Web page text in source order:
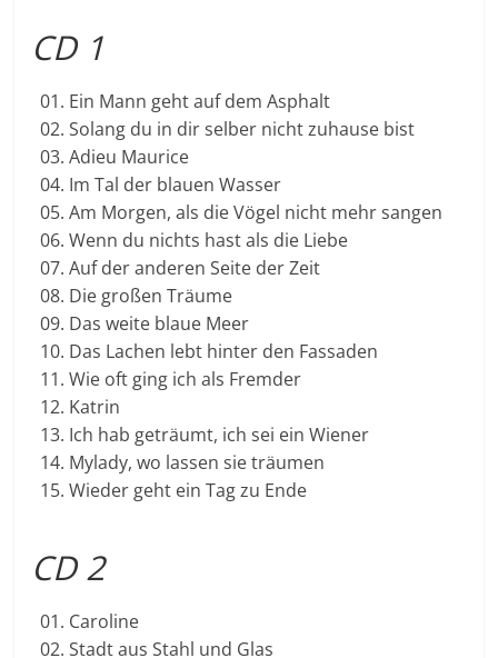
CD 1
01. Ein Mann geht auf dem Asphalt
02. Solang du in dir selber nicht zuhause bist
03. Adieu Maurice
04. Im Tal der blauen Wasser
05. Am Morgen, als die Vögel nicht mehr sangen
06. Wenn du nichts hast als die Liebe
07. Auf der anderen Seite der Zeit
08. Die großen Träume
09. Das weite blaue Meer
10. Das Lachen lebt hinter den Fassaden
11. Wie oft ging ich als Fremder
12. Katrin
13. Ich hab geträumt, ich sei ein Wiener
14. Mylady, wo lassen sie träumen
15. Wieder geht ein Tag zu Ende
CD 2
01. Caroline
02. Stadt aus Stahl und Glas